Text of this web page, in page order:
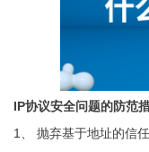
IP协议安全问题的防范
1、 抛弃基于地址的信